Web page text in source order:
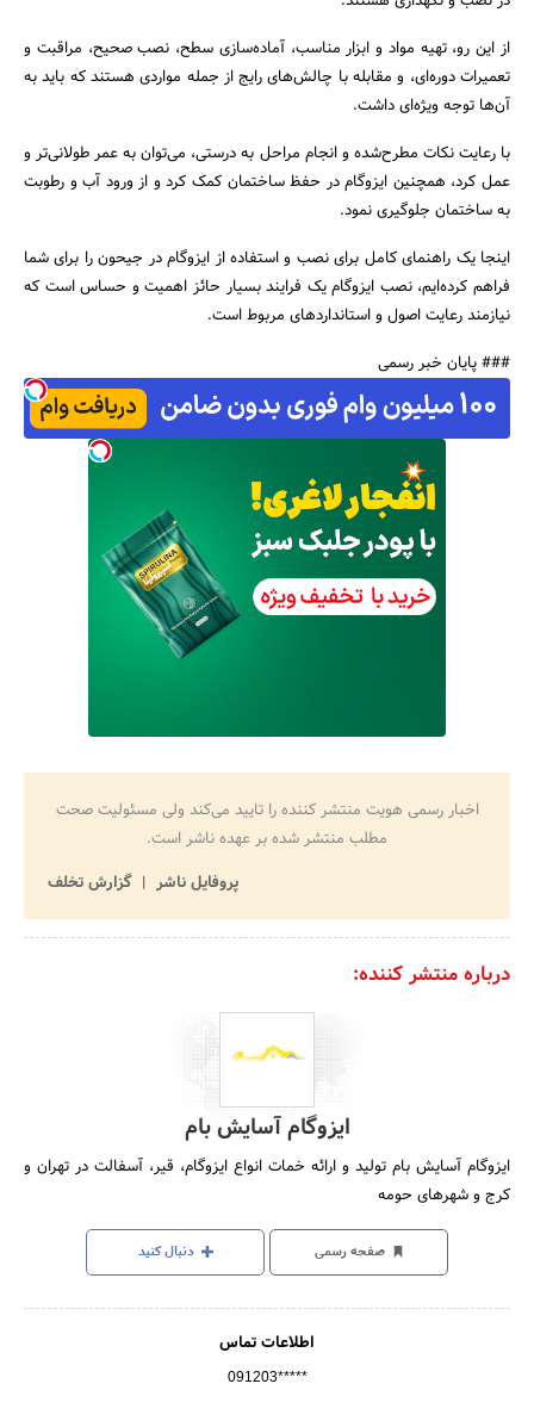
از این رو، تهیه مواد و ابزار مناسب، آماده‌سازی سطح، نصب صحیح، مراقبت و
تعمیرات دوره‌ای، و مقابله با چالش‌های رایج از جمله مواردی هستند که باید به
آن‌ها توجه ویژه‌ای داشت.
با رعایت نکات مطرح‌شده‌ و انجام مراحل به درستی، می‌توان به عمر طولانی‌تر و
عمل‌ کرد، همچنین ایزوگام‌ در حفظ ساختمان کمک کرد و از ورود آب و رطوبت
به ساختمان جلوگیری نمود.
اینجا یک راهنمای کامل برای نصب و استفاده از ایزوگام در جیحون را برای شما
فراهم کرده‌ایم، نصب ایزوگام یک فرایند بسیار حائز اهمیت و حساس است که
نیازمند رعایت اصول و استانداردهای مربوط است.
### پایان خبر رسمی
اخبار رسمی هویت منتشر کننده را تایید می‌کند ولی مسئولیت صحت
مطلب منتشر شده بر عهده ناشر است.
پروفایل ناشر
گزارش تخلف
درباره منتشر کننده:
ایزوگام آسایش بام
ایزوگام آسایش بام تولید و ارائه خمات انواع ایزوگام، قیر، آسفالت در تهران و
کرج و شهرهای حومه
صفحه رسمی دنبال کنید
اطلاعات تماس
091203*****